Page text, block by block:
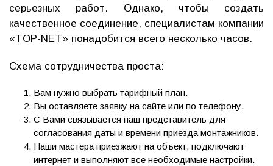
серьезных работ. Однако, чтобы создать
качественное соединение, специалистам компании
«TOP-NET» понадобится всего несколько часов.
Схема сотрудничества проста:
Вам нужно выбрать тарифный план.
Вы оставляете заявку на сайте или по телефону.
С Вами связывается наш представитель для
согласования даты и времени приезда монтажников.
Наши мастера приезжают на объект, подключают
интернет и выполняют все необходимые настройки.